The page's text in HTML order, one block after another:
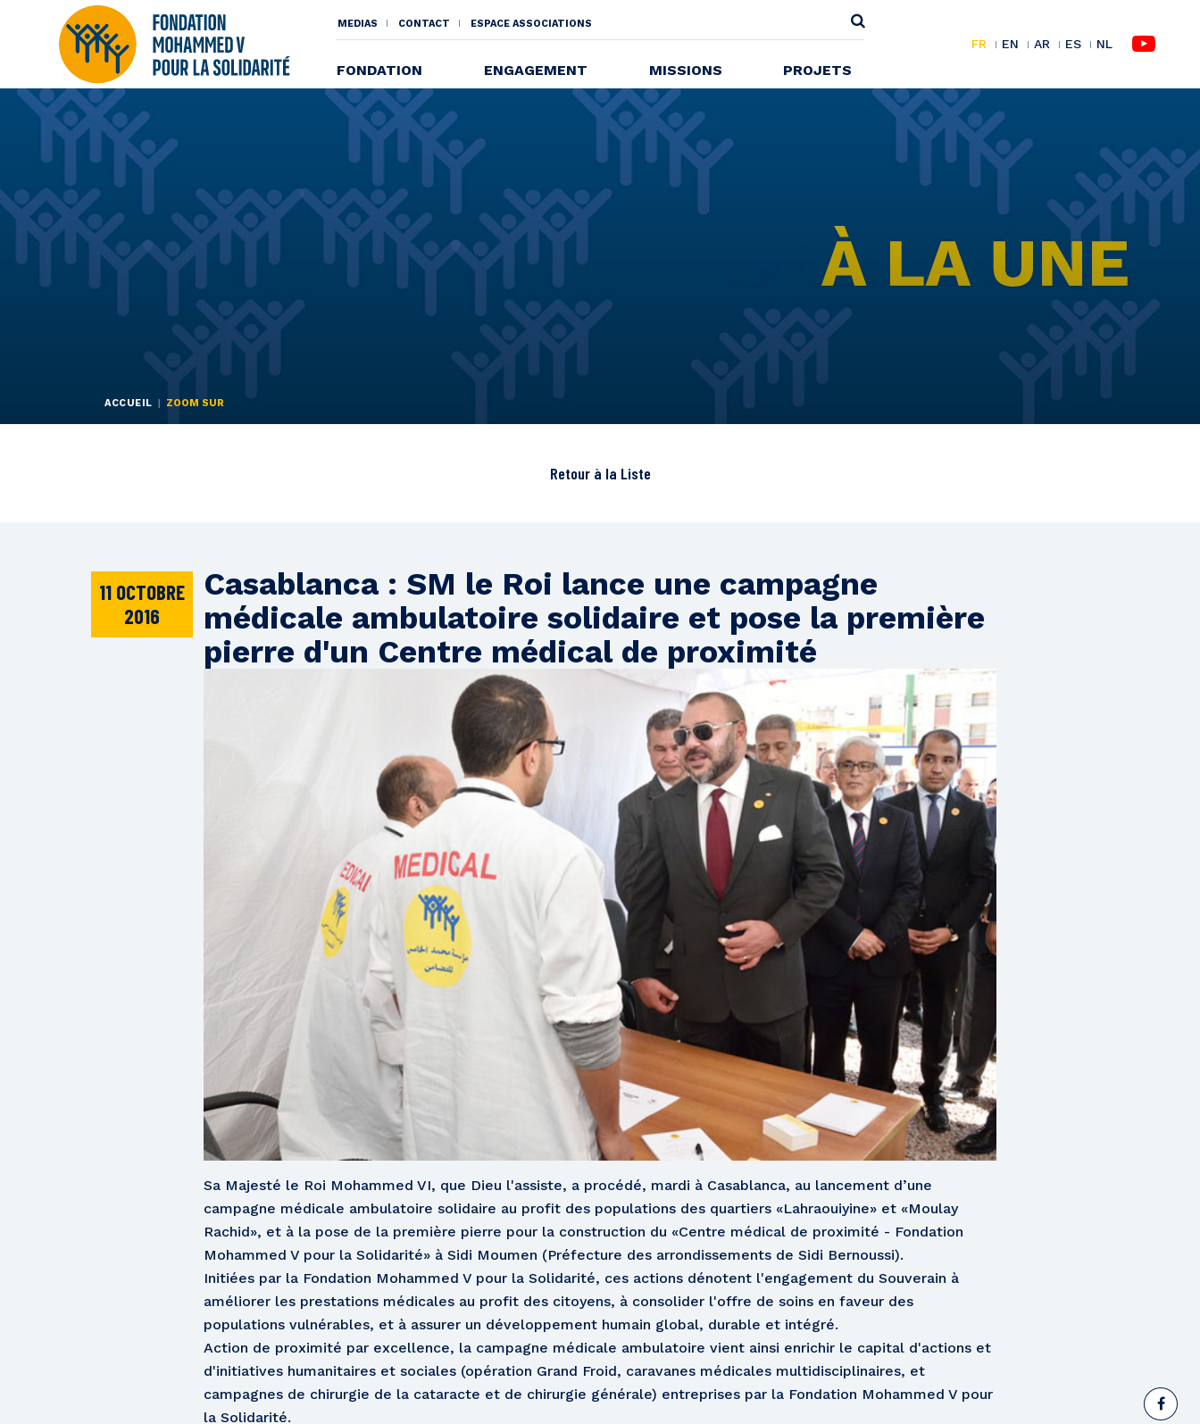
Aller
principal
MENU
SECONDAIRE
MEDIAS CONTACT ESPACE ASSOCIATIONS
FONDATION ENGAGEMENT MISSIONS PROJETS
FR EN AR ES NL
ACCUEIL ZOOM SUR
Retour à la Liste
11 OCTOBRE
2016
Casablanca : SM le Roi lance une campagne
médicale ambulatoire solidaire et pose la première
pierre d'un Centre médical de proximité
Sa Majesté le Roi Mohammed VI, que Dieu l'assiste, a procédé, mardi à Casablanca, au lancement d’une
campagne médicale ambulatoire solidaire au profit des populations des quartiers «Lahraouiyine» et «Moulay
Rachid», et à la pose de la première pierre pour la construction du «Centre médical de proximité - Fondation
Mohammed V pour la Solidarité» à Sidi Moumen (Préfecture des arrondissements de Sidi Bernoussi).
Initiées par la Fondation Mohammed V pour la Solidarité, ces actions dénotent l'engagement du Souverain à
améliorer les prestations médicales au profit des citoyens, à consolider l'offre de soins en faveur des
populations vulnérables, et à assurer un développement humain global, durable et intégré.
Action de proximité par excellence, la campagne médicale ambulatoire vient ainsi enrichir le capital d'actions et
d'initiatives humanitaires et sociales (opération Grand Froid, caravanes médicales multidisciplinaires, et
campagnes de chirurgie de la cataracte et de chirurgie générale) entreprises par la Fondation Mohammed V pour
la Solidarité.